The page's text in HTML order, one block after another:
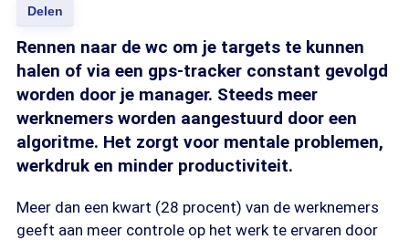
Delen
Rennen naar de wc om je targets te kunnen
halen of via een gps-tracker constant gevolgd
worden door je manager. Steeds meer
werknemers worden aangestuurd door een
algoritme. Het zorgt voor mentale problemen,
werkdruk en minder productiviteit.
Meer dan een kwart (28 procent) van de werknemers
geeft aan meer controle op het werk te ervaren door